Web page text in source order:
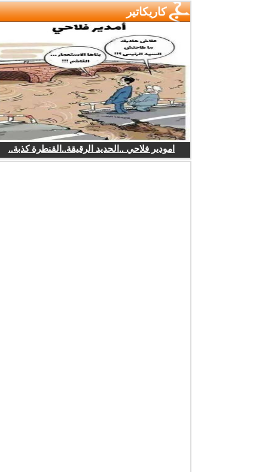
كاريكاتير
امودير فلاحي ..الحديد الرقيقة..القنطرة كذبة..